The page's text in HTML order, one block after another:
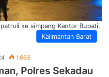
Kalimantan Barat
ke simpang Kantor Bupati.
1,663
Polres Sekadau